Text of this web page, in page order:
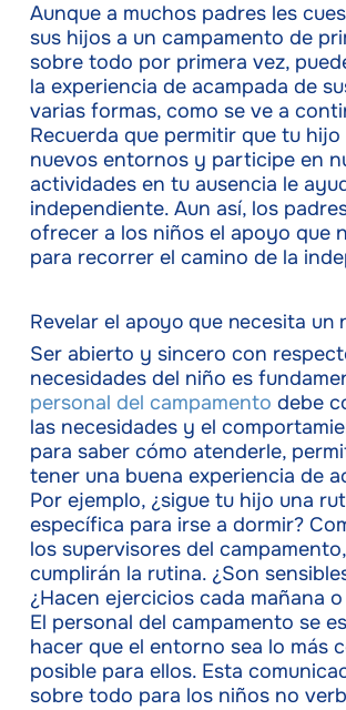
Aunque a muchos padres les
sus hijos a un campamento de
sobre todo por primera vez,
la experiencia de acampada de
varias formas, como se ve a
Recuerda que permitir que tu
nuevos entornos y participe en
actividades en tu ausencia le
independiente. Aun así, los
ofrecer a los niños el apoyo que
para recorrer el camino de la
Revelar el apoyo que necesita un
Ser abierto y sincero con
necesidades del niño es
personal del campamento debe
las necesidades y el
para saber cómo atenderle,
tener una buena experiencia de
Por ejemplo, ¿sigue tu hijo una
específica para irse a dormir?
los supervisores del
cumplirán la rutina. ¿Son
¿Hacen ejercicios cada mañana
El personal del campamento se
hacer que el entorno sea lo más
posible para ellos. Esta
sobre todo para los niños no